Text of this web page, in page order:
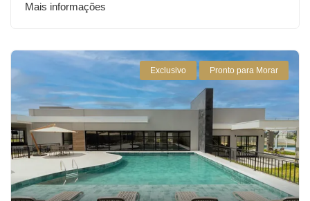
Mais informações
Exclusivo Pronto para Morar